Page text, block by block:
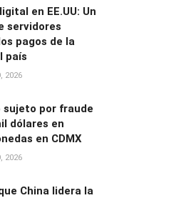
en EE.UU: Un
servidores
pagos de la
país
2026
sujeto por fraude
dólares en
en CDMX
2026
China lidera la